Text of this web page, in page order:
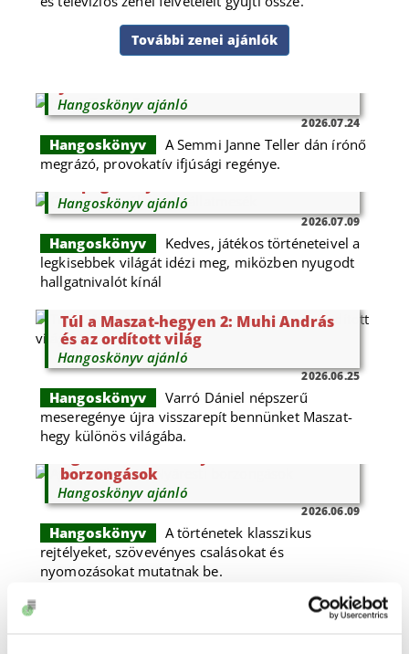
További zenei ajánlók
Hangoskönyv ajánló
2026.07.24
Hangoskönyv
A Semmi Janne Teller dán írónő
megrázó, provokatív ifjúsági regénye.
Hangoskönyv ajánló
2026.07.09
Hangoskönyv
Kedves, játékos történeteivel a
legkisebbek világát idézi meg, miközben nyugodt
hallgatnivalót kínál
Túl a Maszat-hegyen 2: Muhi András
és az ordított világ
Hangoskönyv ajánló
2026.06.25
Hangoskönyv
Varró Dániel népszerű
meseregénye újra visszarepít bennünket Maszat-
hegy különös világába.
borzongások
Hangoskönyv ajánló
2026.06.09
Hangoskönyv
A történetek klasszikus
rejtélyeket, szövevényes csalásokat és
nyomozásokat mutatnak be.